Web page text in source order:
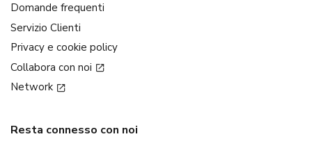
Domande frequenti
Servizio Clienti
Privacy e cookie policy
Collabora con noi
Network
Resta connesso con noi